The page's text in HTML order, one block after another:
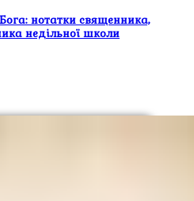
нотатки священника,
недільної школи